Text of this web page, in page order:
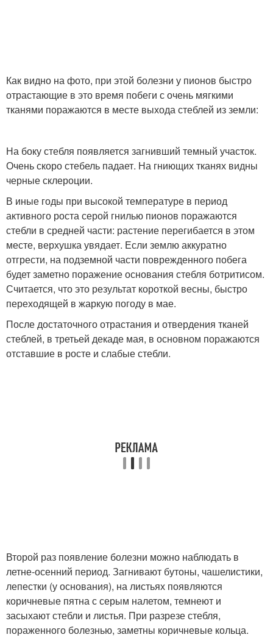
Как видно на фото, при этой болезни у пионов быстро
отрастающие в это время побеги с очень мягкими
тканями поражаются в месте выхода стеблей из земли:
На боку стебля появляется загнивший темный участок.
Очень скоро стебель падает. На гниющих тканях видны
черные склероции.
В иные годы при высокой температуре в период
активного роста серой гнилью пионов поражаются
стебли в средней части: растение перегибается в этом
месте, верхушка увядает. Если землю аккуратно
отгрести, на подземной части поврежденного побега
будет заметно поражение основания стебля ботритисом.
Считается, что это результат короткой весны, быстро
переходящей в жаркую погоду в мае.
После достаточного отрастания и отвердения тканей
стеблей, в третьей декаде мая, в основном поражаются
отставшие в росте и слабые стебли.
Второй раз появление болезни можно наблюдать в
летне-осенний период. Загнивают бутоны, чашелистики,
лепестки (у основания), на листьях появляются
коричневые пятна с серым налетом, темнеют и
засыхают стебли и листья. При разрезе стебля,
пораженного болезнью, заметны коричневые кольца.